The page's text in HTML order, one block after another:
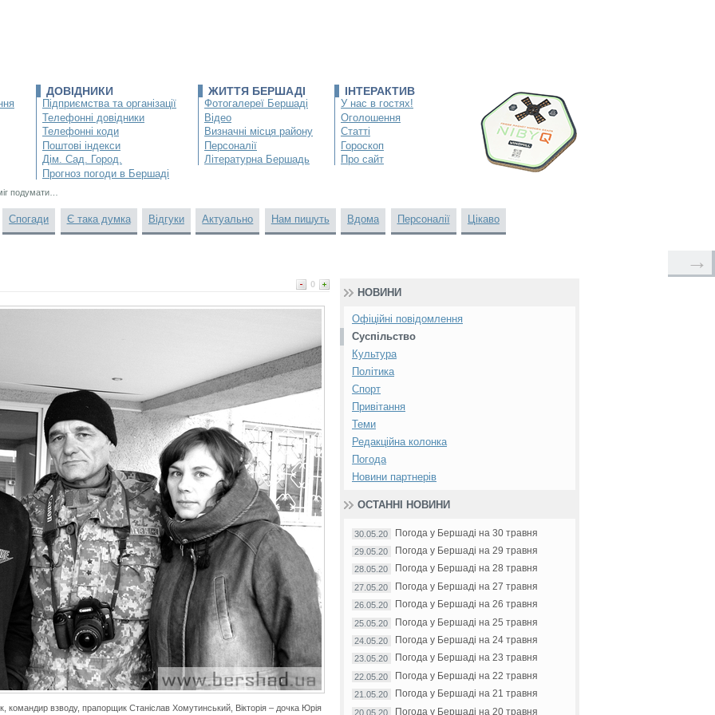
ДОВІДНИКИ
Підприємства та організації
Телефонні довідники
Телефонні коди
Поштові індекси
Дім. Сад. Город.
Прогноз погоди в Бершаді
ЖИТТЯ БЕРШАДІ
Фотогалереї Бершаді
Відео
Визначні місця району
Персоналії
Літературна Бершадь
ІНТЕРАКТИВ
У нас в гостях!
Оголошення
Статті
Гороскоп
Про сайт
подумати…
Спогади Є така думка Відгуки Актуально Нам пишуть Вдома Персоналії Цікаво
0
командир взводу, прапорщик Станіслав Хомутинський, Вікторія – дочка Юрія
→
НОВИНИ
Офіційні повідомлення
Суспільство
Культура
Політика
Спорт
Привітання
Теми
Редакційна колонка
Погода
Новини партнерів
ОСТАННІ НОВИНИ
30.05.20 Погода у Бершаді на 30 травня
29.05.20 Погода у Бершаді на 29 травня
28.05.20 Погода у Бершаді на 28 травня
27.05.20 Погода у Бершаді на 27 травня
26.05.20 Погода у Бершаді на 26 травня
25.05.20 Погода у Бершаді на 25 травня
24.05.20 Погода у Бершаді на 24 травня
23.05.20 Погода у Бершаді на 23 травня
22.05.20 Погода у Бершаді на 22 травня
21.05.20 Погода у Бершаді на 21 травня
20.05.20 Погода у Бершаді на 20 травня